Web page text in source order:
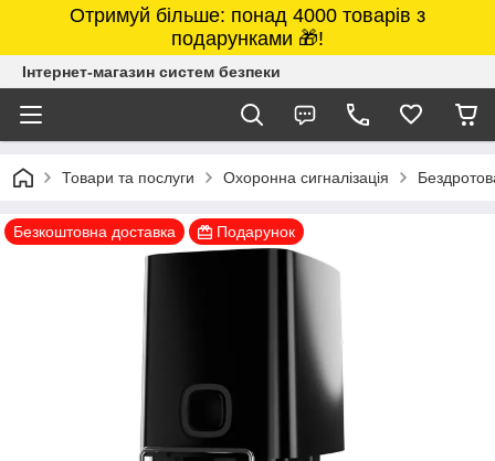
Отримуй більше: понад 4000 товарів з
подарунками 🎁!
Інтернет-магазин систем безпеки
Товари та послуги Охоронна сигналізація
Безкоштовна доставка Подарунок